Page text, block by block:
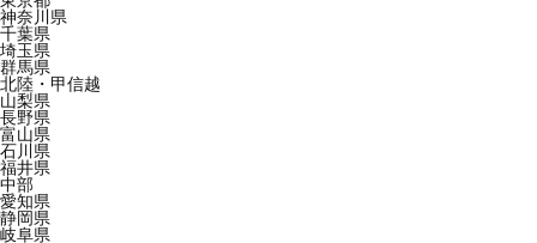
神奈川県
千葉県
埼玉県
群馬県
北陸・甲信越
山梨県
長野県
富山県
石川県
福井県
中部
愛知県
静岡県
岐阜県